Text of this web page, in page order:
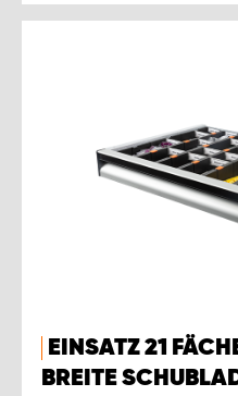
EINSATZ 21
BREITE